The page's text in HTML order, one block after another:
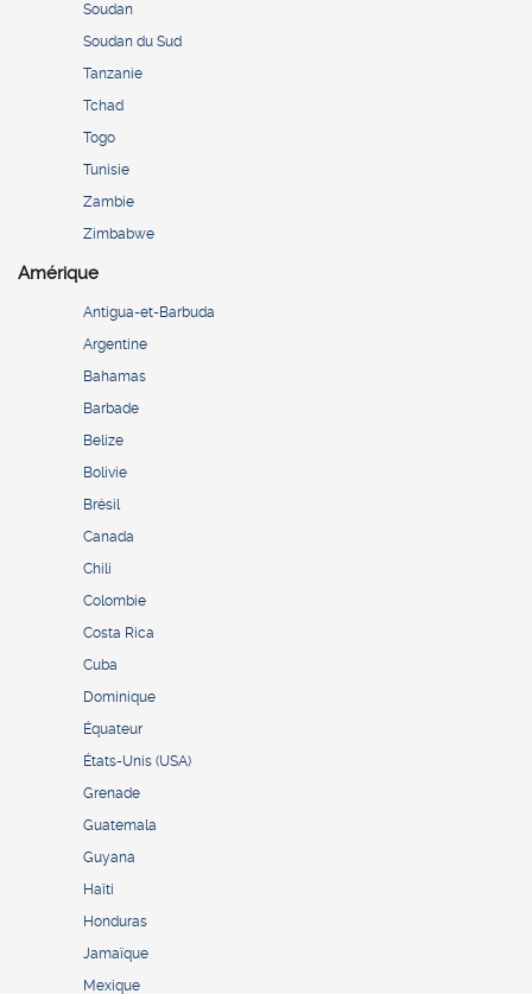
Soudan
Soudan du Sud
Tanzanie
Tchad
Togo
Tunisie
Zambie
Zimbabwe
Amérique
Antigua-et-Barbuda
Argentine
Bahamas
Barbade
Belize
Bolivie
Brésil
Canada
Chili
Colombie
Costa Rica
Cuba
Dominique
Équateur
États-Unis (USA)
Grenade
Guatemala
Guyana
Haïti
Honduras
Jamaïque
Mexique